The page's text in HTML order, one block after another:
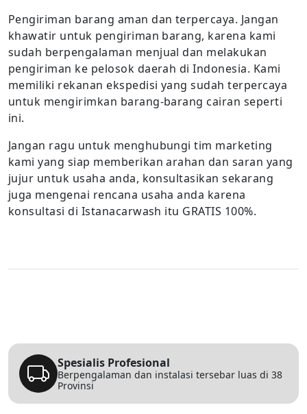
Pengiriman barang aman dan terpercaya. Jangan
khawatir untuk pengiriman barang, karena kami
sudah berpengalaman menjual dan melakukan
pengiriman ke pelosok daerah di Indonesia. Kami
memiliki rekanan ekspedisi yang sudah terpercaya
untuk mengirimkan barang-barang cairan seperti
ini.
Jangan ragu untuk menghubungi tim marketing
kami yang siap memberikan arahan dan saran yang
jujur untuk usaha anda, konsultasikan sekarang
juga mengenai rencana usaha anda karena
konsultasi di Istanacarwash itu GRATIS 100%.
Spesialis Profesional
Berpengalaman dan instalasi tersebar luas di 38
Provinsi